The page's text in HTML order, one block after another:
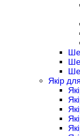
Якір